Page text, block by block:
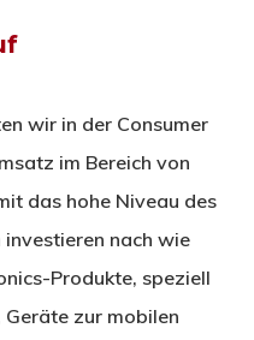
wir in der Consumer
im Bereich von
das hohe Niveau des
investieren nach wie
Produkte, speziell
zur mobilen